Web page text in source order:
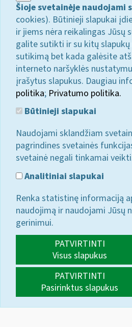
Šioje svetainėje naudojami
cookies). Būtinieji slapukai
ir jiems nėra reikalingas Jūsų
galite sutikti ir su kitų slapukų
sutikimą bet kada galėsite
interneto naršyklės
įrašytus slapukus. Daugiau
politika; Privatumo politika.
Būtinieji slapukai
Naudojami sklandžiam
pagrindines svetainės
svetainė negali tinkamai
Analitiniai slapukai
Renka statistinę informaciją
naudojimą ir naudojami Jūsų
gerinimui.
PATVIRTINTI
Visus slapukus
PATVIRTINTI
Pasirinktus slapukus